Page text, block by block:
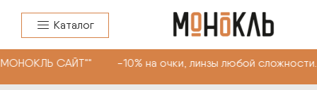
Каталог
САЙТ"" -10% на очки, линзы любой